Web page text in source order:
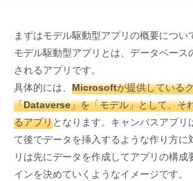
まずはモデル駆動型アプリの概要につい
モデル駆動型アプリとは、データベース
されるアプリです。
具体的には、 Microsoftが提供している
「Dataverse」を「モデル」として、そ
るアプリとなります。キャンバスアプリ
て後でデータを挿入するような作り方に
リは先にデータを作成してアプリの構
インを決めていくようなイメージです。